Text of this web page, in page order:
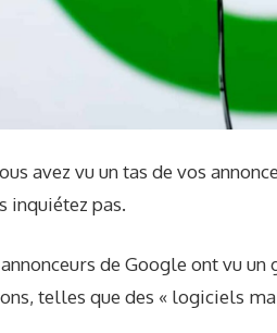
avez vu un tas de vos
inquiétez pas.
annonceurs de Google ont vu
telles que des « logiciels